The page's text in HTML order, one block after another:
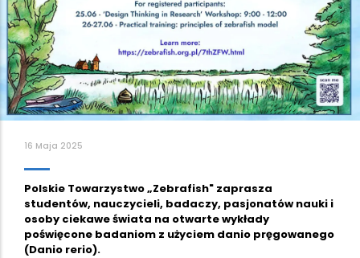
16 Maja 2025
Polskie Towarzystwo „Zebrafish" zaprasza
studentów, nauczycieli, badaczy, pasjonatów nauki i
osoby ciekawe świata na otwarte wykłady
poświęcone badaniom z użyciem danio pręgowanego
(Danio rerio).